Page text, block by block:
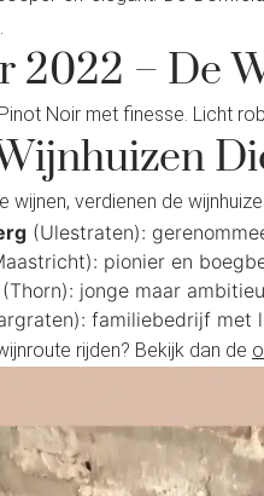
2022 – De
Noir met finesse. Licht
verdienen de
(Ulestraten):
pionier en
(Thorn): jonge maar
familiebedrijf met
rijden? Bekijk dan de